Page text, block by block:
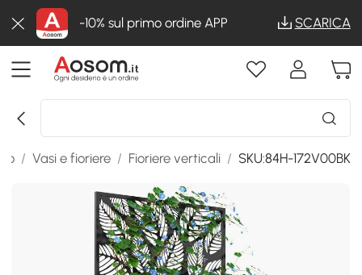
-10% sul primo ordine APP SCARICA
/ Vasi e fioriere / Fioriere verticali / SKU:84H-172V00BK